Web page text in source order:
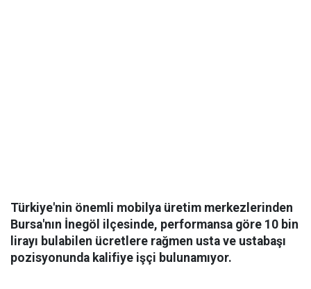
Türkiye'nin önemli mobilya üretim merkezlerinden
Bursa'nın İnegöl ilçesinde, performansa göre 10 bin
lirayı bulabilen ücretlere rağmen usta ve ustabaşı
pozisyonunda kalifiye işçi bulunamıyor.